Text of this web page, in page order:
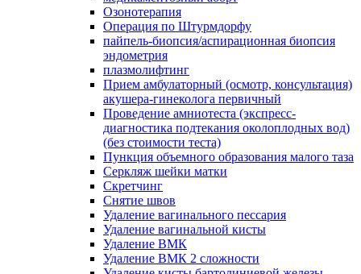
Озонотерапия
Операция по Штурмдорфу
пайпель-биопсия/аспирационная биопсия
эндометрия
плазмолифтинг
Прием амбулаторный (осмотр, консультация)
акушера-гинеколога первичный
Проведение амниотеста (экспресс-
диагностика подтекания околоплодных вод)
(без стоимости теста)
Пункция объемного образования малого таза
Серкляж шейки матки
Скретчинг
Снятие швов
Удаление вагинального пессария
Удаление вагинальной кисты
Удаление ВМК
Удаление ВМК 2 сложности